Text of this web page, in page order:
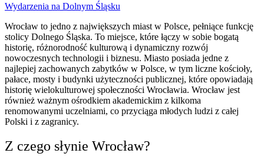
Wydarzenia na Dolnym Śląsku
Wrocław to jedno z największych miast w Polsce, pełniące funkcję
stolicy Dolnego Śląska. To miejsce, które łączy w sobie bogatą
historię, różnorodność kulturową i dynamiczny rozwój
nowoczesnych technologii i biznesu. Miasto posiada jedne z
najlepiej zachowanych zabytków w Polsce, w tym liczne kościoły,
pałace, mosty i budynki użyteczności publicznej, które opowiadają
historię wielokulturowej społeczności Wrocławia. Wrocław jest
również ważnym ośrodkiem akademickim z kilkoma
renomowanymi uczelniami, co przyciąga młodych ludzi z całej
Polski i z zagranicy.
Z czego słynie Wrocław?